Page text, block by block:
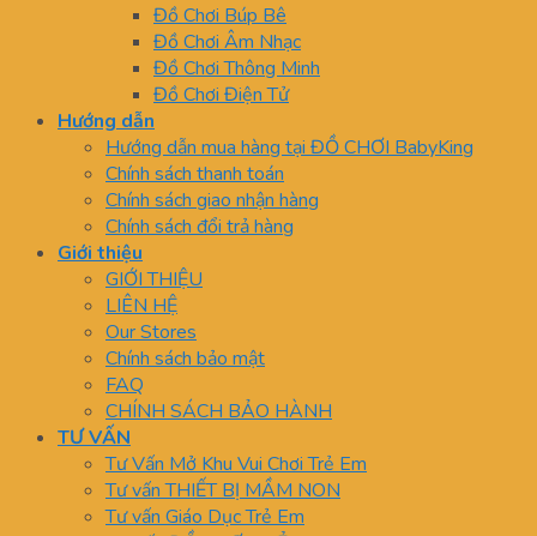
Đồ Chơi Búp Bê
Đồ Chơi Âm Nhạc
Đồ Chơi Thông Minh
Đồ Chơi Điện Tử
Hướng dẫn
Hướng dẫn mua hàng tại ĐỒ CHƠI BabyKing
Chính sách thanh toán
Chính sách giao nhận hàng
Chính sách đổi trả hàng
Giới thiệu
GIỚI THIỆU
LIÊN HỆ
Our Stores
Chính sách bảo mật
FAQ
CHÍNH SÁCH BẢO HÀNH
TƯ VẤN
Tư Vấn Mở Khu Vui Chơi Trẻ Em
Tư vấn THIẾT BỊ MẦM NON
Tư vấn Giáo Dục Trẻ Em